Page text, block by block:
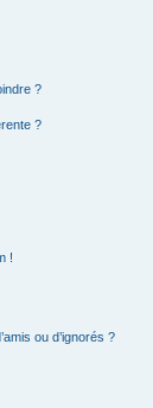
?
?
!
ou d’ignorés ?